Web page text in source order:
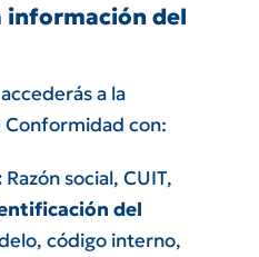
información del
a la
Conformidad con:
Razón social, CUIT,
del
código interno,